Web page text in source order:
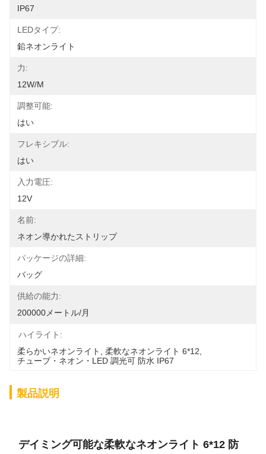
IP67
LEDタイプ:
鉛ネオンライト
力:
12W/m
調整可能:
はい
フレキシブル:
はい
入力電圧:
12V
名前:
ネオン導かれたストリップ
パッケージの詳細:
バッグ
供給の能力:
200000メートル/月
ハイライト:
柔らかいネオンライト
柔軟なネオンライト 6*12
チューブ・ネオン・LED 調光可 防水 IP67
製品説明
デイミング可能な柔軟なネオンライト 6*12 防